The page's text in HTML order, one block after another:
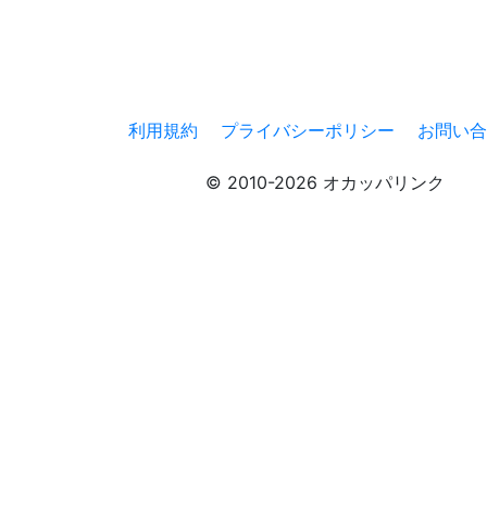
利用規約 プライバシーポリシー お問い
© 2010-2026 オカッパリンク